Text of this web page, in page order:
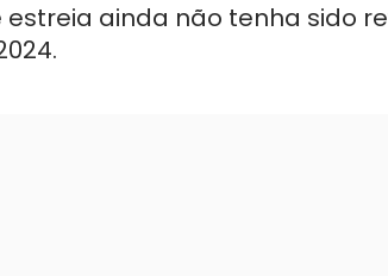
ainda não tenha sido